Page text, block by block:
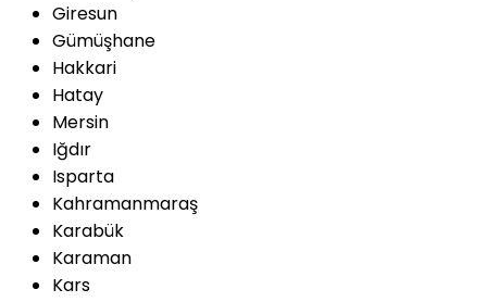
Giresun
Gümüşhane
Hakkari
Hatay
Mersin
Iğdır
Isparta
Kahramanmaraş
Karabük
Karaman
Kars